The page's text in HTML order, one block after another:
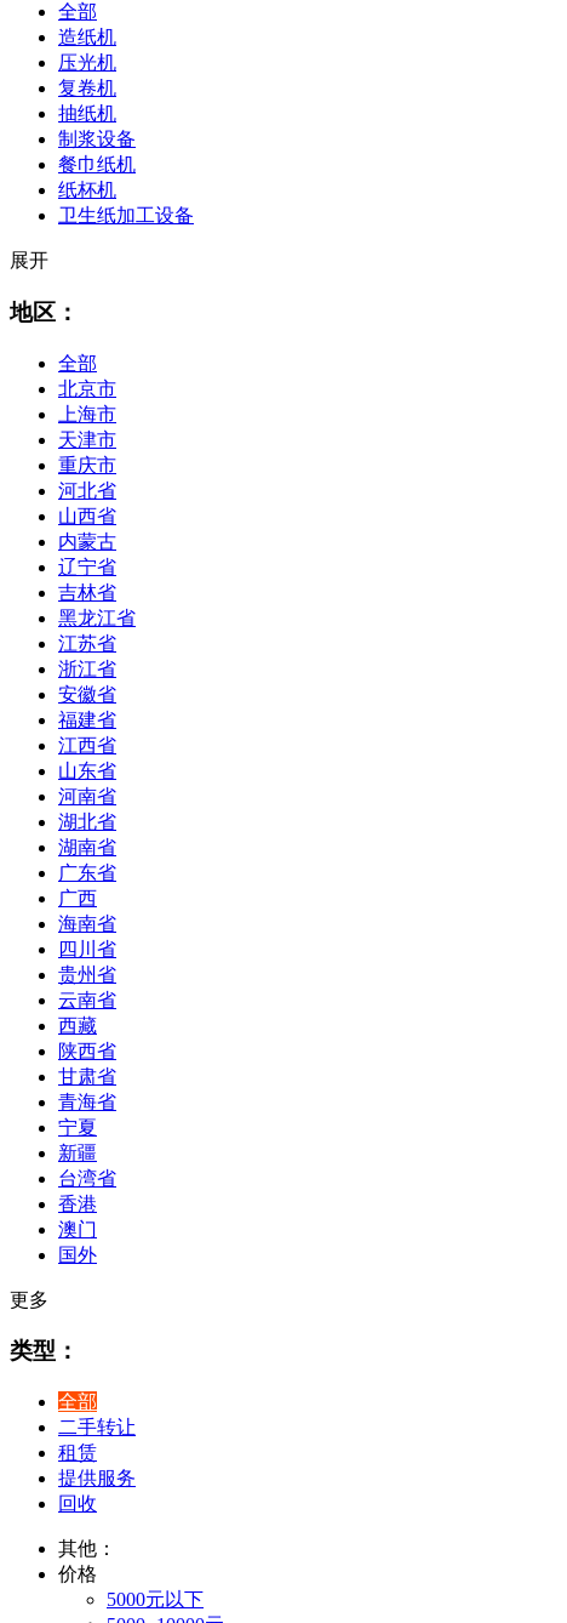
全部
造纸机
压光机
复卷机
抽纸机
制浆设备
餐巾纸机
纸杯机
卫生纸加工设备
展开
地区：
全部
北京市
上海市
天津市
重庆市
河北省
山西省
内蒙古
辽宁省
吉林省
黑龙江省
江苏省
浙江省
安徽省
福建省
江西省
山东省
河南省
湖北省
湖南省
广东省
广西
海南省
四川省
贵州省
云南省
西藏
陕西省
甘肃省
青海省
宁夏
新疆
台湾省
香港
澳门
国外
更多
类型：
全部
二手转让
租赁
提供服务
回收
其他：
价格
5000元以下